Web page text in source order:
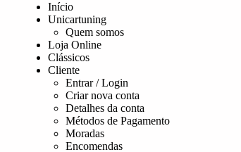
Início
Unicartuning
Quem somos
Loja Online
Clássicos
Cliente
Entrar / Login
Criar nova conta
Detalhes da conta
Métodos de Pagamento
Moradas
Encomendas